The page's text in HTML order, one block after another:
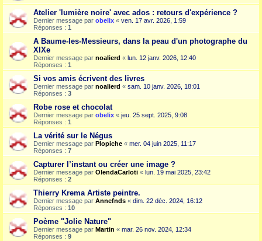
Atelier 'lumière noire' avec ados : retours d'expérience ?
Dernier message par obelix « ven. 17 avr. 2026, 1:59
Réponses : 1
A Baume-les-Messieurs, dans la peau d'un photographe du
XIXe
Dernier message par noalierd « lun. 12 janv. 2026, 12:40
Réponses : 1
Si vos amis écrivent des livres
Dernier message par noalierd « sam. 10 janv. 2026, 18:01
Réponses : 3
Robe rose et chocolat
Dernier message par obelix « jeu. 25 sept. 2025, 9:08
Réponses : 1
La vérité sur le Négus
Dernier message par Plopiche « mer. 04 juin 2025, 11:17
Réponses : 7
Capturer l’instant ou créer une image ?
Dernier message par OlendaCarloti « lun. 19 mai 2025, 23:42
Réponses : 2
Thierry Krema Artiste peintre.
Dernier message par Annefnds « dim. 22 déc. 2024, 16:12
Réponses : 10
Poème "Jolie Nature"
Dernier message par Martin « mar. 26 nov. 2024, 12:34
Réponses : 9